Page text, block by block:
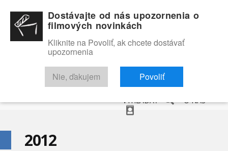
RECENZIE TRAILERY FILMOVÁ DATABÁZA
VYHĽADAŤ O NÁS
2012
Dostávajte od nás upozornenia o
filmových novinkách
Kliknite na Povoliť, ak chcete dostávať
upozornenia
Nie, ďakujem Povoliť